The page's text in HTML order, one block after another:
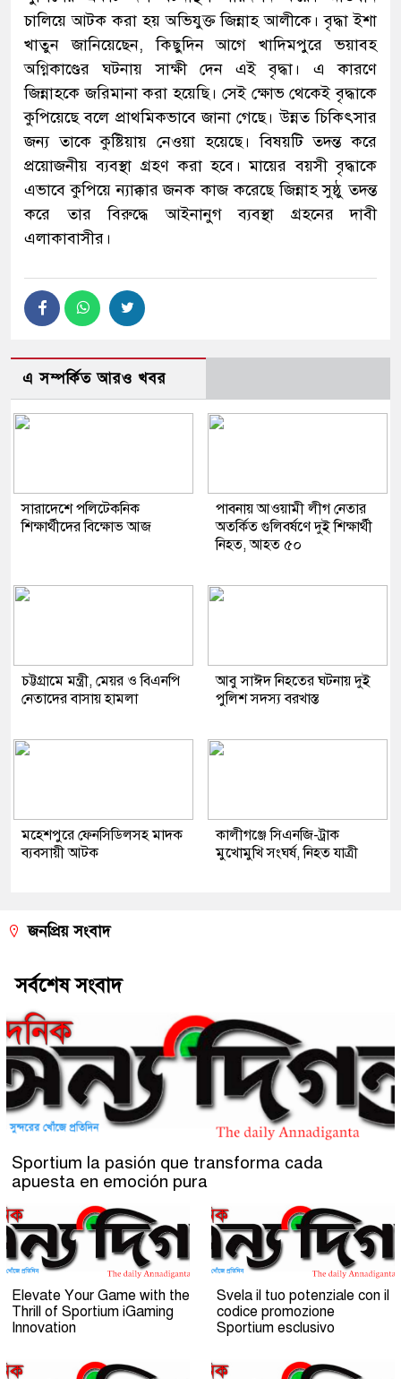
চালিয়ে আটক করা হয় অভিযুক্ত জিন্নাহ আলীকে। বৃদ্ধা ইশা
খাতুন জানিয়েছেন, কিছুদিন আগে খাদিমপুরে ভয়াবহ
অগ্নিকাণ্ডের ঘটনায় সাক্ষী দেন এই বৃদ্ধা। এ কারণে
জিন্নাহকে জরিমানা করা হয়েছি। সেই ক্ষোভ থেকেই বৃদ্ধাকে
কুপিয়েছে বলে প্রাথমিকভাবে জানা গেছে। উন্নত চিকিৎসার
জন্য তাকে কুষ্টিয়ায় নেওয়া হয়েছে। বিষয়টি তদন্ত করে
প্রয়োজনীয় ব্যবস্থা গ্রহণ করা হবে। মায়ের বয়সী বৃদ্ধাকে
এভাবে কুপিয়ে ন্যাক্কার জনক কাজ করেছে জিন্নাহ সুষ্ঠু তদন্ত
করে তার বিরুদ্ধে আইনানুগ ব্যবস্থা গ্রহনের দাবী
এলাকাবাসীর।
এ সম্পর্কিত আরও খবর
সারাদেশে পলিটেকনিক
শিক্ষার্থীদের বিক্ষোভ আজ
পাবনায় আওয়ামী লীগ নেতার
অতর্কিত গুলিবর্ষণে দুই শিক্ষার্থী
নিহত, আহত ৫০
চট্টগ্রামে মন্ত্রী, মেয়র ও বিএনপি
নেতাদের বাসায় হামলা
আবু সাঈদ নিহতের ঘটনায় দুই
পুলিশ সদস্য বরখাস্ত
মহেশপুরে ফেনসিডিলসহ মাদক
ব্যবসায়ী আটক
কালীগঞ্জে সিএনজি-ট্রাক
মুখোমুখি সংঘর্ষ, নিহত যাত্রী
জনপ্রিয় সংবাদ
সর্বশেষ সংবাদ
Sportium la pasión que transforma cada
apuesta en emoción pura
Elevate Your Game with the
Thrill of Sportium iGaming
Innovation
Svela il tuo potenziale con il
codice promozione
Sportium esclusivo